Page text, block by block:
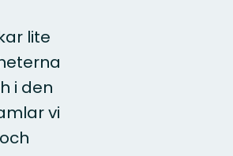
lite
i den
vi